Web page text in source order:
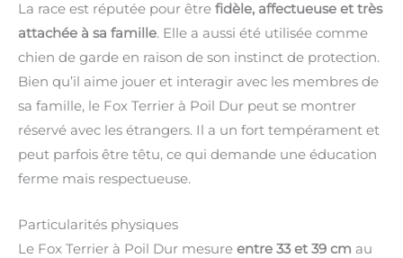
La race est réputée pour être fidèle, affectueuse et très
attachée à sa famille. Elle a aussi été utilisée comme
chien de garde en raison de son instinct de protection.
Bien qu’il aime jouer et interagir avec les membres de
sa famille, le Fox Terrier à Poil Dur peut se montrer
réservé avec les étrangers. Il a un fort tempérament et
peut parfois être têtu, ce qui demande une éducation
ferme mais respectueuse.
Particularités physiques
Le Fox Terrier à Poil Dur mesure entre 33 et 39 cm au